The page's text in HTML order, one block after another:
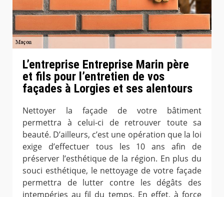
L’entreprise Entreprise Marin père
et fils pour l’entretien de vos
façades à Lorgies et ses alentours
Nettoyer la façade de votre bâtiment
permettra à celui-ci de retrouver toute sa
beauté. D’ailleurs, c’est une opération que la loi
exige d’effectuer tous les 10 ans afin de
préserver l’esthétique de la région. En plus du
souci esthétique, le nettoyage de votre façade
permettra de lutter contre les dégâts des
intempéries au fil du temps. En effet, à force